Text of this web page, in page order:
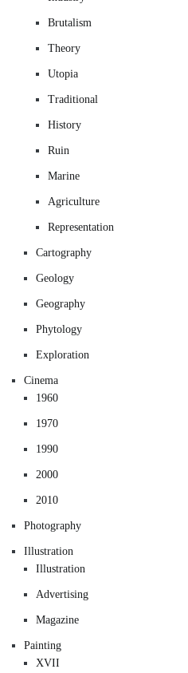
Brutalism
Theory
Utopia
Traditional
History
Ruin
Marine
Agriculture
Representation
Cartography
Geology
Geography
Phytology
Exploration
Cinema
1960
1970
1990
2000
2010
Photography
Illustration
Illustration
Advertising
Magazine
Painting
XVII